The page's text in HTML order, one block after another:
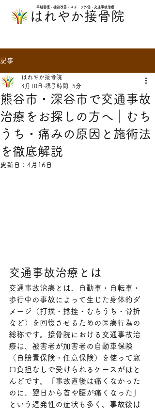
早期回復・機能改善・スポーツ外傷・交通事故治療
​はれやか接骨院
記事
熊谷市・深谷市で交通事故
治療をお探しの方へ｜むち
うち・痛みの原因と施術法
を徹底解説
はれやか接骨院
4月10日 読了時間: 5分
更新日： 4月16日
交通事故治療とは
交通事故治療とは、自動車・自転車・
歩行中の事故によって生じた身体的ダ
メージ（打撲・捻挫・むちうち・骨折
など）を回復させるための医療行為の
総称です。接骨院における交通事故治
療は、被害者が加害者の自動車保険
（自賠責保険・任意保険）を使って窓
口負担なしで受けられるケースがほと
んどです。「事故直後は痛くなかった
のに、翌日から首や腰が痛くなった」
という遅発性の症状も多く、事故後は